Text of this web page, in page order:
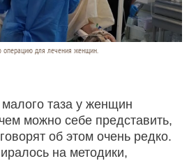
для лечения женщин.
таза у женщин
можно себе представить,
об этом очень редко.
на методики,